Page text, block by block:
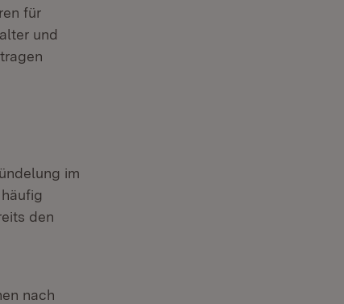
für
und
Fenster)
im
den
nach